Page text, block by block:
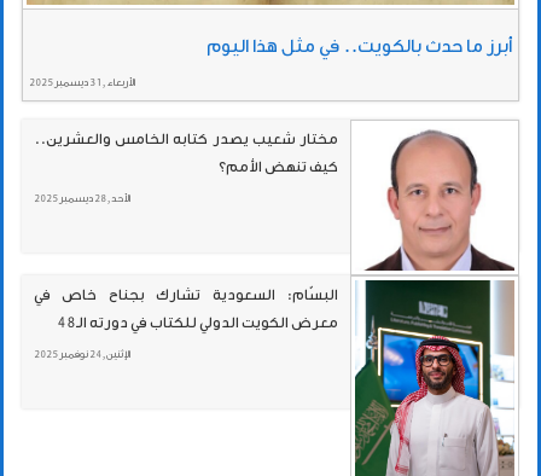
أبرز ما حدث بالكويت.. في مثل هذا اليوم
الأربعاء , 31 ديسمبر 2025
مختار شعيب يصدر كتابه الخامس والعشرين..
كيف تنهض الأمم؟
الأحد , 28 ديسمبر 2025
البسّام: السعودية تشارك بجناح خاص في
معرض الكويت الدولي للكتاب في دورته الـ48
الإثنين , 24 نوفمبر 2025